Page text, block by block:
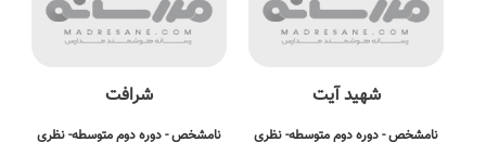
شهید آیت
نامشخص - دوره دوم متوسطه- نظری
شرافت
نامشخص - دوره دوم متوسطه- نظری